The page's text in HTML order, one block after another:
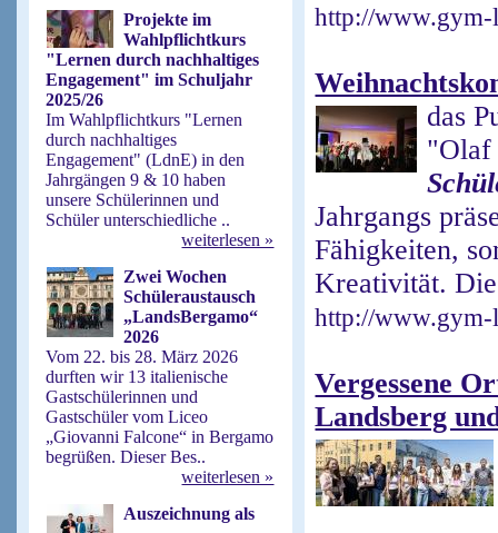
Projekte im
Wahlpflichtkurs
"Lernen durch nachhaltiges
Engagement" im Schuljahr
2025/26
Im Wahlpflichtkurs "Lernen
durch nachhaltiges
Engagement" (LdnE) in den
Jahrgängen 9 & 10 haben
unsere Schülerinnen und
Schüler unterschiedliche ..
weiterlesen »
Zwei Wochen
Schüleraustausch
„LandsBergamo“
2026
Vom 22. bis 28. März 2026
durften wir 13 italienische
Gastschülerinnen und
Gastschüler vom Liceo
„Giovanni Falcone“ in Bergamo
begrüßen. Dieser Bes..
weiterlesen »
Auszeichnung als
http://www.gym-
das
"Olaf
Jahrgangs
Fähigkeiten,
Kreativität.
http://www.gym-
Vergessene
Landsberg